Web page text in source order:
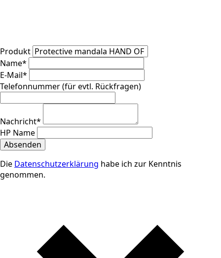
Produkt
Name*
E-Mail*
Telefonnummer (für evtl. Rückfragen)
Nachricht*
HP Name
Absenden
Die Datenschutzerklärung habe ich zur Kenntnis
genommen.